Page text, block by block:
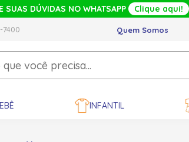
SUAS DÚVIDAS NO WHATSAPP Clique aqui!
7400 Quem Somos
INFANTIL